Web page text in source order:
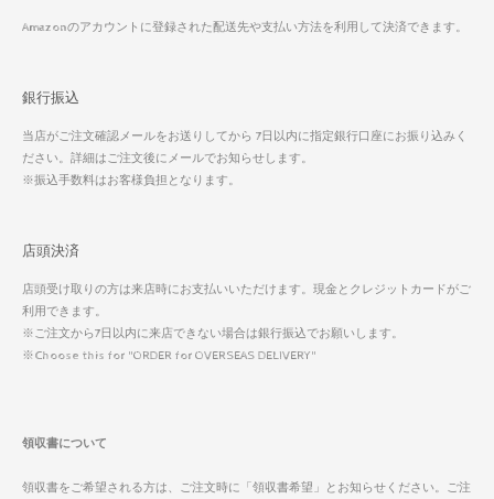
Amazonのアカウントに登録された配送先や支払い方法を利用して決済できます。
銀行振込
当店がご注文確認メールをお送りしてから 7日以内に指定銀行口座にお振り込みく
ださい。詳細はご注文後にメールでお知らせします。
※振込手数料はお客様負担となります。
店頭決済
店頭受け取りの方は来店時にお支払いいただけます。現金とクレジットカードがご
利用できます。
※ご注文から7日以内に来店できない場合は銀行振込でお願いします。
※Choose this for "ORDER for OVERSEAS DELIVERY"
領収書について
領収書をご希望される方は、ご注文時に「領収書希望」とお知らせください。ご注